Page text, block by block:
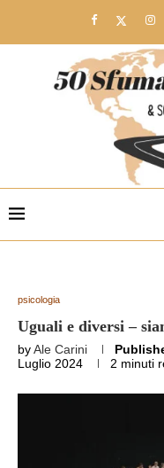
psicologia
Uguali e diversi –
byAle Carini
Luglio 2024
2 minuti